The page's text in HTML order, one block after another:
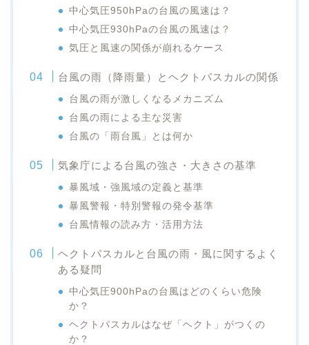
中心気圧950hPaの台風の風速は？
中心気圧930hPaの台風の風速は？
気圧と風速の関係が崩れるケース
台風の雨（降雨量）とヘクトパスカルの関係
台風の雨が激しくなるメカニズム
台風の雨による主な災害
台風の「雨台風」とは何か
気象庁による台風の強さ・大きさの基準
暴風域・強風域の定義と基準
暴風警報・特別警報の発令基準
台風情報の読み方・活用方法
ヘクトパスカルと台風の雨・風に関するよく
ある疑問
中心気圧900hPaの台風はどのくらい危険
か？
ヘクトパスカルはなぜ「ヘクト」がつくの
か？